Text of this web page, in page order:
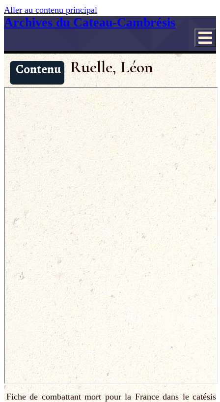
Aller au contenu principal
Archives du Cateau-Cambrésis
Contenu Ruelle, Léon
Fiche de combattant mort pour la France dans le catésis